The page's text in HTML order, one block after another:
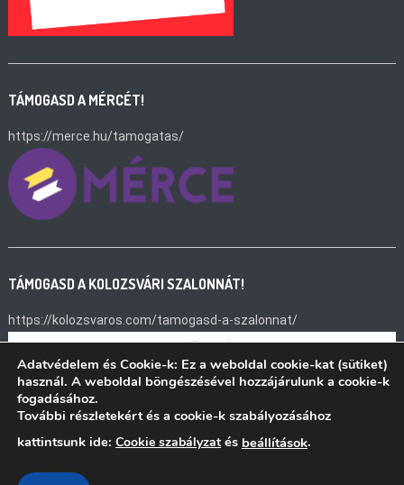
TÁMOGASD A MÉRCÉT!
https://merce.hu/tamogatas/
TÁMOGASD A KOLOZSVÁRI SZALONNÁT!
https://kolozsvaros.com/tamogasd-a-szalonnat/
Adatvédelem és Cookie-k: Ez a weboldal cookie-kat (sütiket)
használ. A weboldal böngészésével hozzájárulunk a cookie-k
fogadásához.
További részletekért és a cookie-k szabályozásához
kattintsunk ide: Cookie szabályzat és beállítások.